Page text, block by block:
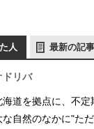
人 最新の記事
ドリバ
海道を拠点に、不
な自然のなかに"た